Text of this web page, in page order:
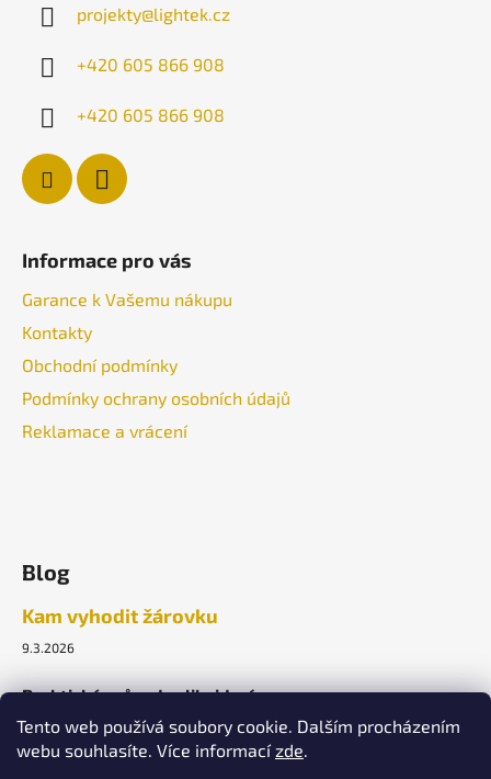
Tento web používá soubory cookie. Dalším procházením
webu souhlasíte. Více informacízde.
projekty@lightek.cz
+420 605 866 908
+420 605 866 908
Informace pro vás
Garance k Vašemu nákupu
Kontakty
Obchodní podmínky
Podmínky ochrany osobních údajů
Reklamace a vrácení
Blog
Kam vyhodit žárovku
9.3.2026
Praktický průvodce likvidací.
ARCHIV